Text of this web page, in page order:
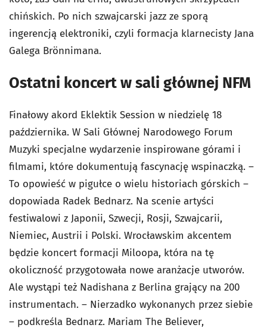
chińskich. Po nich szwajcarski jazz ze sporą
ingerencją elektroniki, czyli formacja klarnecisty Jana
Galega Brönnimana.
Ostatni koncert w sali głównej NFM
Finałowy akord Eklektik Session w niedzielę 18
października. W Sali Głównej Narodowego Forum
Muzyki specjalne wydarzenie inspirowane górami i
filmami, które dokumentują fascynację wspinaczką. –
To opowieść w pigułce o wielu historiach górskich –
dopowiada Radek Bednarz. Na scenie artyści
festiwalowi z Japonii, Szwecji, Rosji, Szwajcarii,
Niemiec, Austrii i Polski. Wrocławskim akcentem
będzie koncert formacji Miloopa, która na tę
okoliczność przygotowała nowe aranżacje utworów.
Ale wystąpi też Nadishana z Berlina grający na 200
instrumentach. – Nierzadko wykonanych przez siebie
– podkreśla Bednarz. Mariam The Believer,